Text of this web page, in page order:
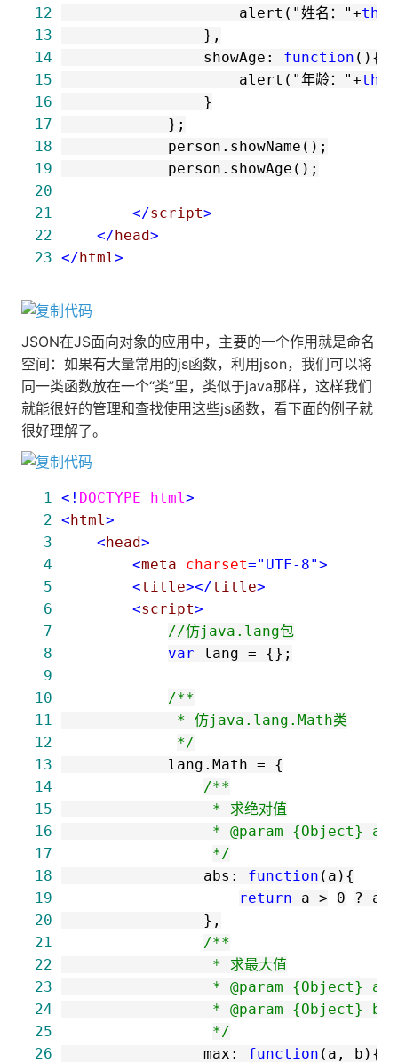
12
                    alert(
"姓名： "+this
13
14
                showAge:
function
15
                    alert(
"年龄： "+this
16
17
18
19
20
21
</script>
22
</head>
23 </html >
JSON在JS面向对象的应用中，主要的一个作用就是命名
空间：如果有大量常用的js函数，利用json，我们可以将
同一类函数放在一个“类”里，类似于java那样，这样我们
就能很好的管理和查找使用这些js函数，看下面的例子就
很好理解了。
1 <! DOCTYPE html >
2 <html >
3
<head>
4
<meta charset="UTF-8">
5
<title></title>
6
<script>
7
//仿java.lang包
8
var lang =
9
10
/*
11
12
*/
13
            lang.Math
=
14
/*
15
16
17
*/
18
                abs:
function
19
return a > 0 ?
a
20
21
/*
22
23
24
25
*/
26
                max:
function